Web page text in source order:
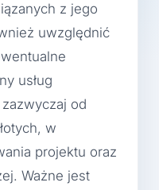
z jego
uwzględnić
usług
od
w
projektu oraz
Ważne jest